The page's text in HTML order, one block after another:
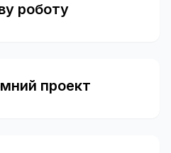
роботу
проект